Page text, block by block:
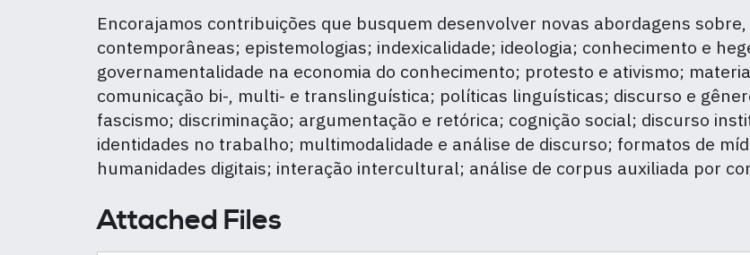
Encorajamos contribuições que busquem desenvolver novas abordagens
contemporâneas; epistemologias; indexicalidade; ideologia; conhecimento e
governamentalidade na economia do conhecimento; protesto e ativismo;
comunicação bi-, multi- e translinguística; políticas linguísticas; discurso e
fascismo; discriminação; argumentação e retórica; cognição social; discurso
identidades no trabalho; multimodalidade e análise de discurso; formatos de
humanidades digitais; interação intercultural; análise de corpus auxiliada por
Attached Files